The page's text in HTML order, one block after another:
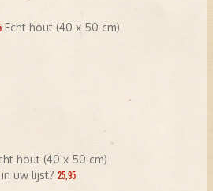
Echt hout (40 x 50 cm)
hout (40 x 50 cm)
uw lijst? 25,95